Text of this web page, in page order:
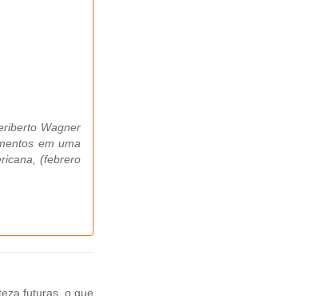
Wagner
em uma
(febrero
futuras, o que